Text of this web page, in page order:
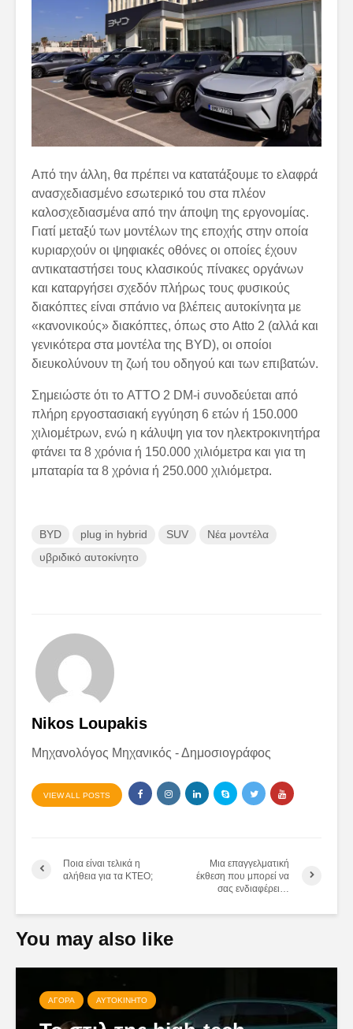
Από την άλλη, θα πρέπει να κατατάξουμε το ελαφρά
ανασχεδιασμένο εσωτερικό του στα πλέον
καλοσχεδιασμένα από την άποψη της εργονομίας.
Γιατί μεταξύ των μοντέλων της εποχής στην οποία
κυριαρχούν οι ψηφιακές οθόνες οι οποίες έχουν
αντικαταστήσει τους κλασικούς πίνακες οργάνων
και καταργήσει σχεδόν πλήρως τους φυσικούς
διακόπτες είναι σπάνιο να βλέπεις αυτοκίνητα με
«κανονικούς» διακόπτες, όπως στο Atto 2 (αλλά και
γενικότερα στα μοντέλα της BYD), οι οποίοι
διευκολύνουν τη ζωή του οδηγού και των επιβατών.
Σημειώστε ότι το ATTO 2 DM-i συνοδεύεται από
πλήρη εργοστασιακή εγγύηση 6 ετών ή 150.000
χιλιομέτρων, ενώ η κάλυψη για τον ηλεκτροκινητήρα
φτάνει τα 8 χρόνια ή 150.000 χιλιόμετρα και για τη
μπαταρία τα 8 χρόνια ή 250.000 χιλιόμετρα.
BYD plug in hybrid SUV
Νέα μοντέλα
υβριδικό αυτοκίνητο
Nikos Loupakis
Μηχανολόγος Μηχανικός - Δημοσιογράφος
VIEW ALL POSTS
Ποια είναι τελικά η
αλήθεια για τα ΚΤΕΟ;
Μια επαγγελματική
έκθεση που μπορεί να
σας ενδιαφέρει…
You may also like
ΑΓΟΡΆ ΑΥΤΟΚΊΝΗΤΟ